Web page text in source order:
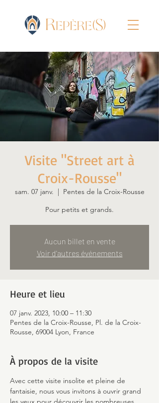
Visite "Street art à
Croix-Rousse"
sam. 07 janv.
  |
Pentes de la Croix-Rousse
Pour petits et grands.
Aucun billet en vente
Voir d'autres événements
Heure et lieu
07 janv. 2023, 10:00 – 11:30
Pentes de la Croix-Rousse, Pl. de la Croix-
Rousse, 69004 Lyon, France
À propos de la visite
Avec cette visite insolite et pleine de
fantaisie, nous vous invitons à ouvrir grand